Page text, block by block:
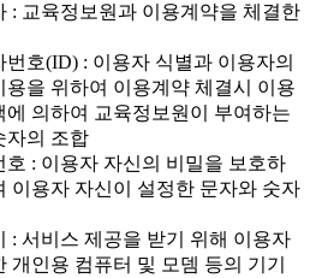
: 교육정보원과 이용계약을 체결한
호(ID) : 이용자 식별과 이용자의
용을 위하여 이용계약 체결시 이용
에 의하여 교육정보원이 부여하는
자의 조합
: 이용자 자신의 비밀을 보호하
이용자 자신이 설정한 문자와 숫자
: 서비스 제공을 받기 위해 이용자
개인용 컴퓨터 및 모뎀 등의 기기